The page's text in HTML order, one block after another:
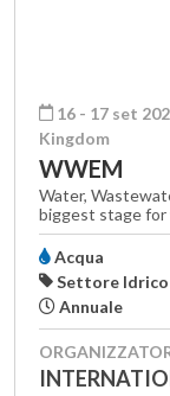
16 - 17 set
Kingdom
WWEM
Water,
biggest stage for
Acqua
Settore Idrico
Annuale